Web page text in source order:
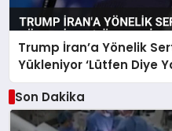
Trump İran’a Yönelik
Yükleniyor ‘Lütfen Diye
Son Dakika